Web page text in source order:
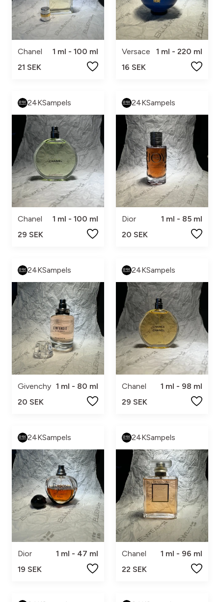
Chanel
1 ml - 100 ml
21 SEK
Versace
1 ml - 220 ml
16 SEK
24KSampels
Chanel
1 ml - 100 ml
29 SEK
24KSampels
Dior
1 ml - 85 ml
20 SEK
24KSampels
Givenchy 1 ml - 80 ml
20 SEK
24KSampels
Chanel
1 ml - 98 ml
29 SEK
24KSampels
Dior
1 ml - 47 ml
19 SEK
24KSampels
Chanel
1 ml - 96 ml
22 SEK